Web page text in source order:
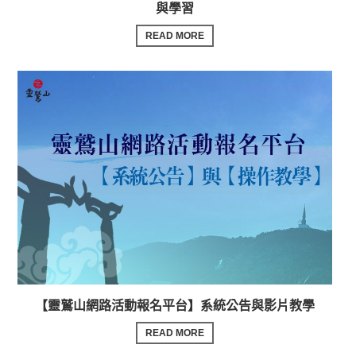
與學習
READ MORE
【靈鷲山網路活動報名平台】系統公告與影片教學
READ MORE